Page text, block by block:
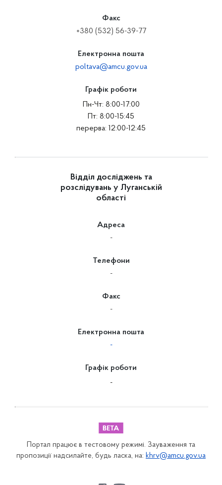
Факс
+380 (532) 56-39-77
Електронна пошта
poltava@amcu.gov.ua
Графік роботи
Пн-Чт: 8:00-17:00
Пт: 8:00-15:45
перерва: 12:00-12:45
Відділ досліджень та
розслідувань у Луганській
області
Адреса
-
Телефони
-
Факс
-
Електронна пошта
-
Графік роботи
-
Портал працює в тестовому режимі. Зауваження та
пропозиції надсилайте, будь ласка, на: khrv@amcu.gov.ua